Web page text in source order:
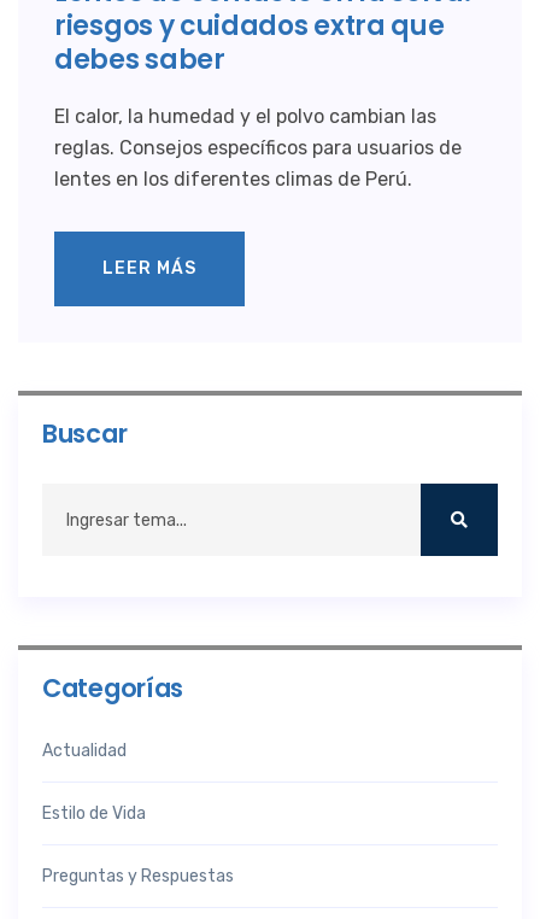
riesgos y cuidados extra que
debes saber
El calor, la humedad y el polvo cambian las
reglas. Consejos específicos para usuarios de
lentes en los diferentes climas de Perú.
LEER MÁS
Buscar
Categorías
Actualidad
Estilo de Vida
Preguntas y Respuestas